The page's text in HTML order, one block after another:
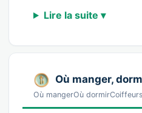
Lire la suite ▾
Où manger,
Où mangerOù